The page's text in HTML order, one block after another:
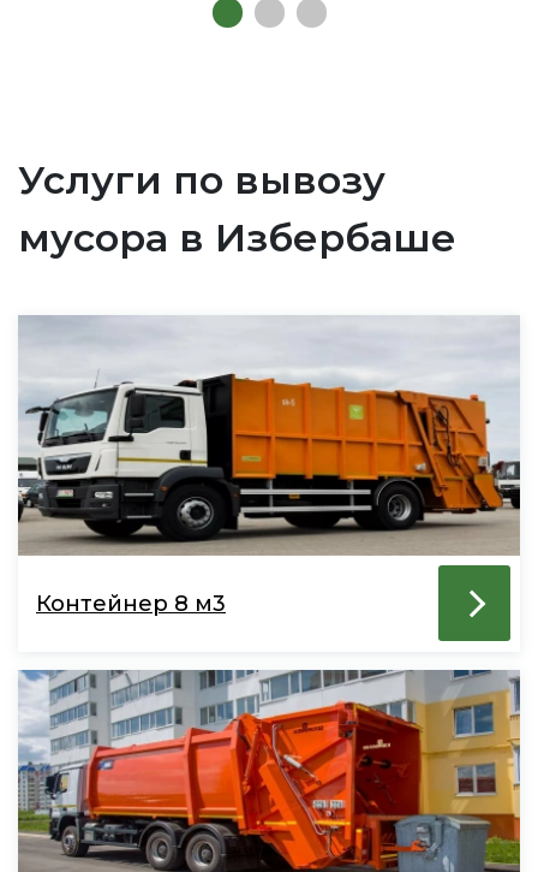
Услуги по вывозу
мусора в Избербаше
Контейнер 8 м3